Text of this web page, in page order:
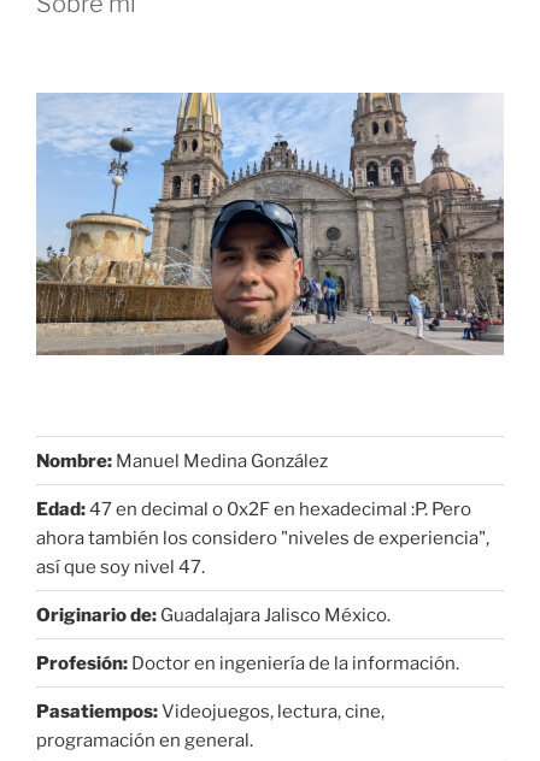
Nombre: Manuel Medina González
Edad:47 en decimal o 0x2F en hexadecimal :P. Pero
ahora también los considero "niveles de experiencia",
así que soy nivel 47.
Originario de: Guadalajara Jalisco México.
Profesión: Doctor en ingeniería de la información.
Pasatiempos:Videojuegos, lectura, cine,
programación en general.